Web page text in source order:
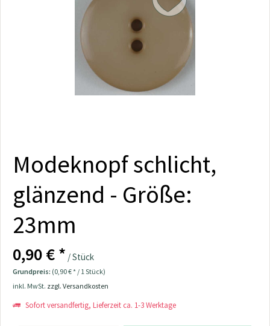
Modeknopf schlicht,
glänzend - Größe:
23mm
0,90 € * / Stück
Grundpreis: (0,90 € * / 1 Stück)
inkl. MwSt. zzgl. Versandkosten
Sofort versandfertig, Lieferzeit ca. 1-3 Werktage